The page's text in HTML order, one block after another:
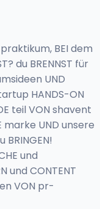
praktikum, BEI dem
du BRENNST für
UND
HANDS-ON
teil VON shavent
marke UND unsere
BRINGEN!
und
und CONTENT
VON pr-